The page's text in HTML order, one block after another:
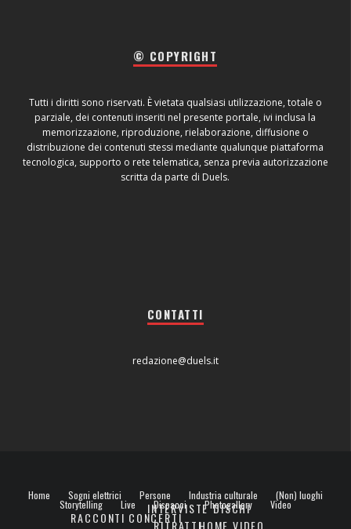
© COPYRIGHT
Tutti i diritti sono riservati. È vietata qualsiasi utilizzazione, totale o
parziale, dei contenuti inseriti nel presente portale, ivi inclusa la
memorizzazione, riproduzione, rielaborazione, diffusione o
distribuzione dei contenuti stessi mediante qualunque piattaforma
tecnologica, supporto o rete telematica, senza previa autorizzazione
scritta da parte di Duels.
CONTATTI
redazione@duels.it
Home Sogni elettrici Persone
INTERVISTE
Industria culturale
DISCHI
(Non) luoghi
Storytelling
RACCONTI
Live
CONCERTI
Dispacci Photogallery Video